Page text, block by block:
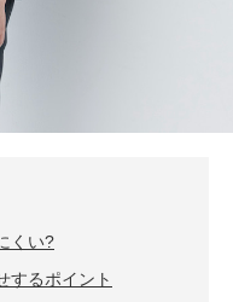
くい?
するポイント